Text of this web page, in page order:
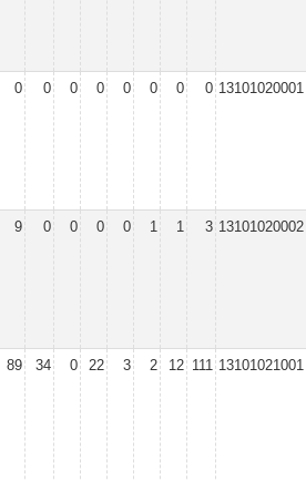
0 0 0 0 0 0 0 0 13101020001
9 0 0 0 0 1 1 3 13101020002
89 34 0 22 3 2 12 111 13101021001